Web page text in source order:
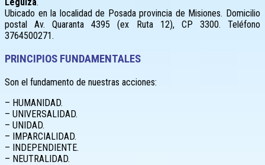
Leguiza.
Ubicado en la localidad de Posada provincia de Misiones. Domicilio
postal Av. Quaranta 4395 (ex Ruta 12), CP 3300. Teléfono
3764500271.
PRINCIPIOS FUNDAMENTALES
Son el fundamento de nuestras acciones:
– HUMANIDAD.
– UNIVERSALIDAD.
– UNIDAD.
– IMPARCIALIDAD.
– INDEPENDIENTE.
– NEUTRALIDAD.